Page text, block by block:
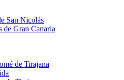
San Nicolás
de Gran Canaria
de Tirajana